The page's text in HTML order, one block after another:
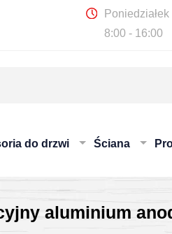
8:00 - 16:00
do drzwi Ściana
aluminium